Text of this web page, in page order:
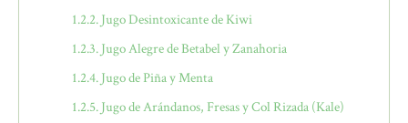
Jugo Desintoxicante de Kiwi
Jugo Alegre de Betabel y Zanahoria
Jugo de Piña y Menta
Jugo de Arándanos, Fresas y Col Rizada (Kale)